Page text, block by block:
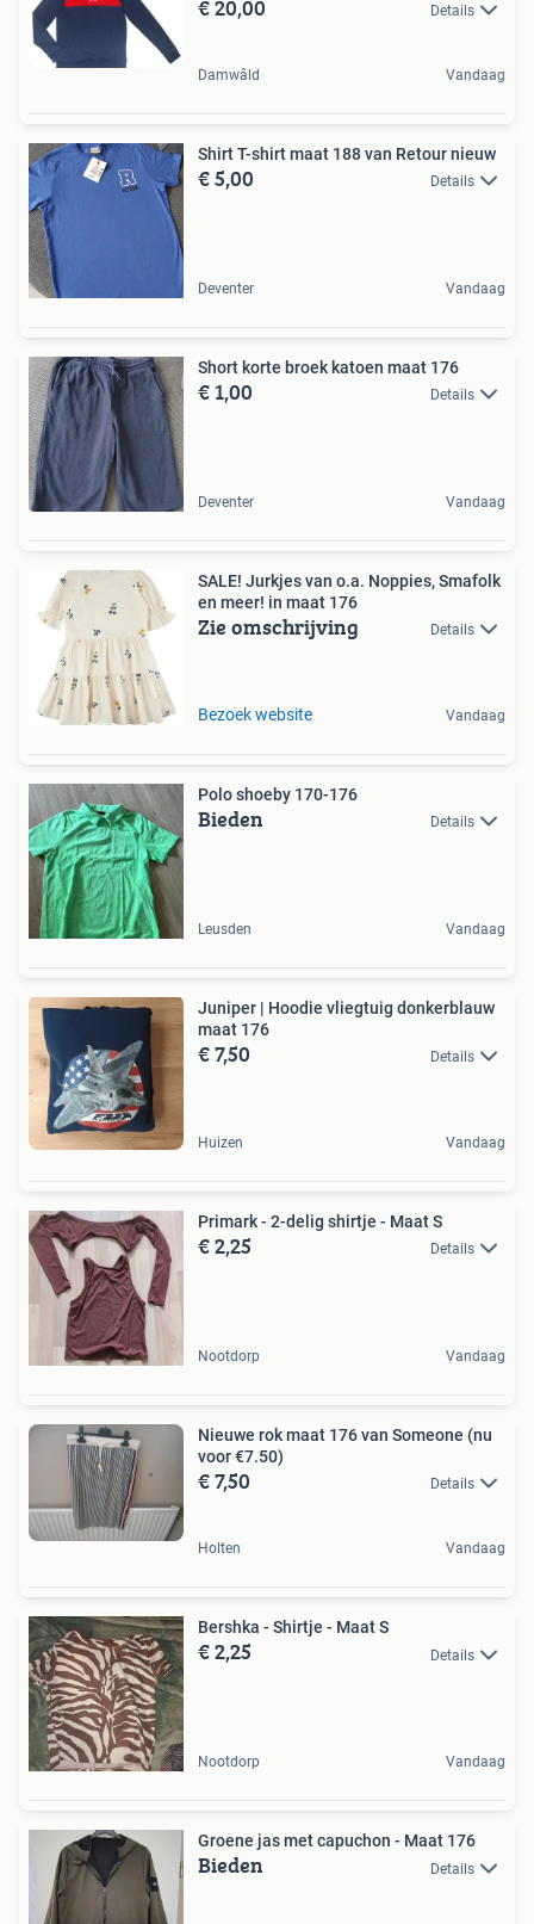
€ 20,00 Details
Damwâld Vandaag
Shirt T-shirt maat 188 van Retour nieuw
€ 5,00 Details
Deventer Vandaag
Short korte broek katoen maat 176
€ 1,00 Details
Deventer Vandaag
SALE! Jurkjes van o.a. Noppies, Smafolk
en meer! in maat 176
Zie omschrijving Details
Bezoek website Vandaag
Polo shoeby 170-176
Bieden Details
Leusden Vandaag
Juniper | Hoodie vliegtuig donkerblauw
maat 176
€ 7,50 Details
Huizen Vandaag
Primark - 2-delig shirtje - Maat S
€ 2,25 Details
Nootdorp Vandaag
Nieuwe rok maat 176 van Someone (nu
voor €7.50)
€ 7,50 Details
Holten Vandaag
Bershka - Shirtje - Maat S
€ 2,25 Details
Nootdorp Vandaag
Groene jas met capuchon - Maat 176
Bieden Details